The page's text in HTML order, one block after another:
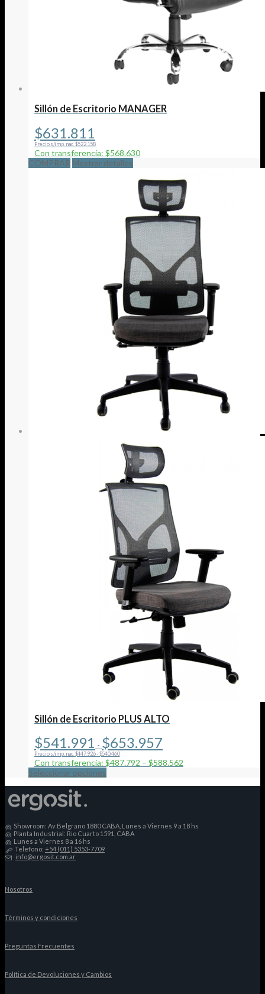
Sillón de Escritorio MANAGER
$631.811
Precio s/imp. nac. $522.158
Con transferencia: $568.630
COMPRAR Mostrar detalles
Sillón de Escritorio PLUS ALTO
$541.991 - $653.957de
precios:
desde
hasta
Precio s/imp. nac. $447.926 - $540.460
Con transferencia: $487.792 – $588.562
Seleccionar opciones
Las
opciones
Showroom: Av Belgrano 1880 CABA, Lunes a Viernes 9 a 18 hs
Planta Industrial: Rio Cuarto 1591, CABA
Lunes a Viernes 8 a 16 hs
Telefono: +54 (011) 5353-7709
info@ergosit.com.ar
Nosotros
Términos y condiciones
Preguntas Frecuentes
Política de Devoluciones y Cambios